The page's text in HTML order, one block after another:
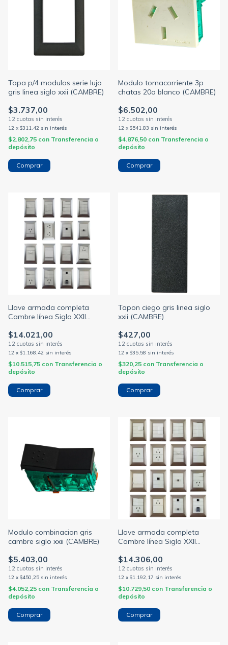
Tapa p/4 modulos serie lujo
gris linea siglo xxii (CAMBRE)
$3.737,00
12 x $311,42 sin interés
$2.802,75 con Transferencia o
depósito
Modulo tomacorriente 3p
chatas 20a blanco (CAMBRE)
$6.502,00
12 x $541,83 sin interés
$4.876,50 con Transferencia o
depósito
Llave armada completa
Cambre línea Siglo XXII
bastidor 5x10 (CAMBRE)
$14.021,00
12 x $1.168,42 sin interés
$10.515,75 con Transferencia o
depósito
Comprar
Tapon ciego gris linea siglo
xxii (CAMBRE)
$427,00
12 x $35,58 sin interés
$320,25 con Transferencia o
depósito
Modulo combinacion gris
cambre siglo xxii (CAMBRE)
$5.403,00
12 x $450,25 sin interés
$4.052,25 con Transferencia o
depósito
Llave armada completa
Cambre línea Siglo XXII
champagne bastidor 5x10
(CAMBRE)
$14.306,00
12 x $1.192,17 sin interés
$10.729,50 con Transferencia o
depósito
Comprar